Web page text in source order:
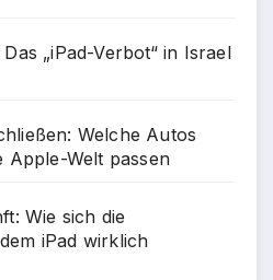
„iPad-Verbot“ in Israel
Welche Autos
Apple-Welt passen
Wie sich die
iPad wirklich